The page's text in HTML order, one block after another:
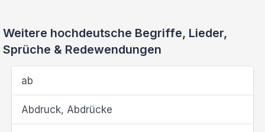
Weitere hochdeutsche Begriffe, Lieder,
Sprüche & Redewendungen
ab
Abdruck, Abdrücke